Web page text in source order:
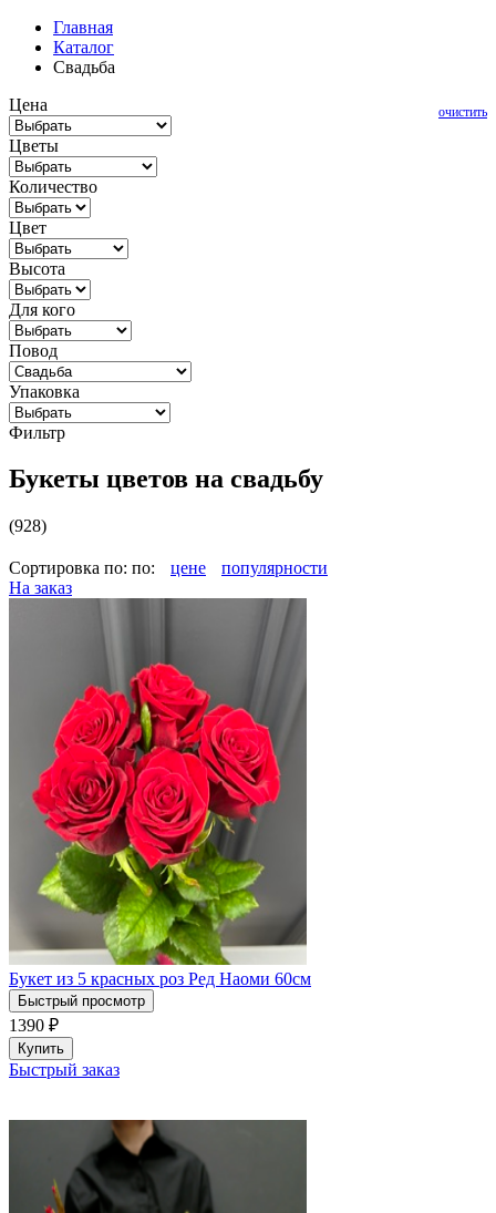
Главная
Каталог
Свадьба
очистить
Цена
Цветы
Количество
Цвет
Высота
Для кого
Повод
Упаковка
Фильтр
Букеты цветов на свадьбу
(928)
Сортировка по: по: цене
популярности
На заказ
Букет из 5 красных роз Ред Наоми 60см
Быстрый просмотр
1390 ₽
Купить
Быстрый заказ